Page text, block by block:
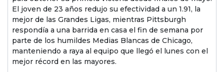
El joven de 23 años redujo su efectividad a un 1.91, la
mejor de las Grandes Ligas, mientras Pittsburgh
respondía a una barrida en casa el fin de semana por
parte de los humildes Medias Blancas de Chicago,
manteniendo a raya al equipo que llegó el lunes con el
mejor récord en las mayores.